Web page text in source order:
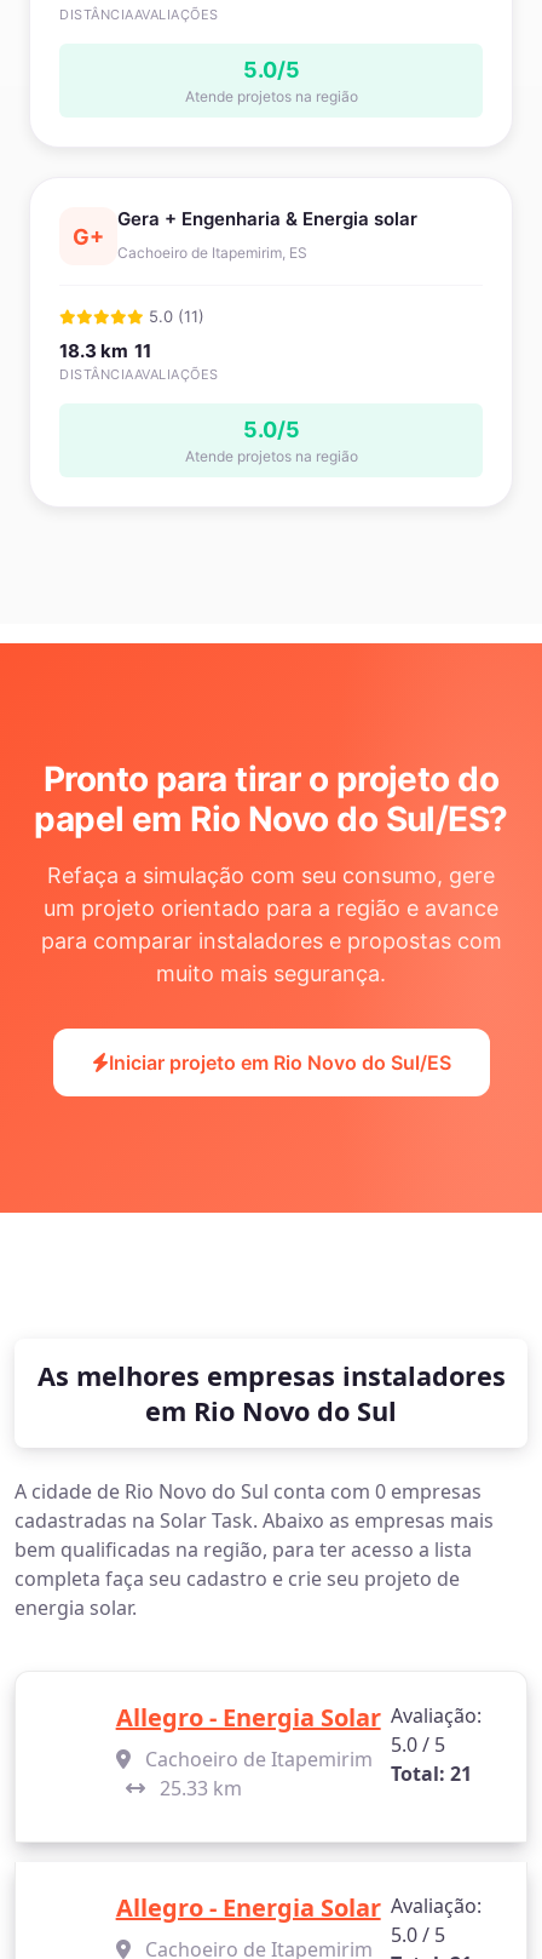
DISTÂNCIAAVALIAÇÕES
5.0/5
Atende projetos na região
G+
Gera + Engenharia & Energia solar
Cachoeiro de Itapemirim, ES
5.0 (11)
18.3 km
DISTÂNCIA
11
AVALIAÇÕES
5.0/5
Atende projetos na região
Pronto para tirar o projeto do
papel em Rio Novo do Sul/ES?
Refaça a simulação com seu consumo, gere
um projeto orientado para a região e avance
para comparar instaladores e propostas com
muito mais segurança.
Iniciar projeto em Rio Novo do Sul/ES
As melhores empresas instaladores
em Rio Novo do Sul
A cidade de Rio Novo do Sul conta com 0 empresas
cadastradas na Solar Task. Abaixo as empresas mais
bem qualificadas na região, para ter acesso a lista
completa faça seu cadastro e crie seu projeto de
energia solar.
Allegro - Energia Solar
Cachoeiro de Itapemirim
25.33 km
Avaliação:
5.0 / 5
Total: 21
Allegro - Energia Solar
Cachoeiro de Itapemirim
Avaliação:
5.0 / 5